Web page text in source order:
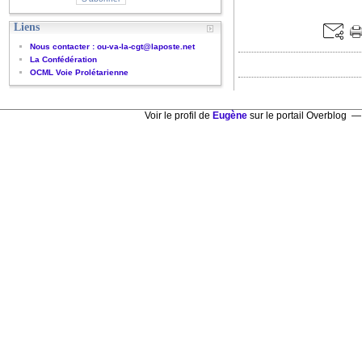
Liens
Nous contacter : ou-va-la-cgt@laposte.net
La Confédération
OCML Voie Prolétarienne
Voir le profil de Eugène sur le portail Overblog